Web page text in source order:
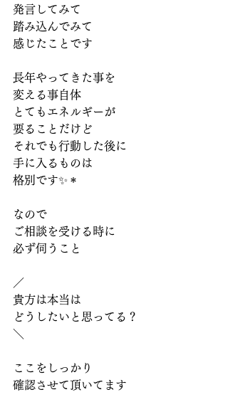
発言してみて
踏み込んでみて
感じたことです
長年やってきた事を
変える事自体
とてもエネルギーが
要ることだけど
それでも行動した後に
手に入るものは
格別です✨＊
なので
ご相談を受ける時に
必ず伺うこと
／
貴方は本当は
どうしたいと思ってる？
＼
ここをしっかり
確認させて頂いてます